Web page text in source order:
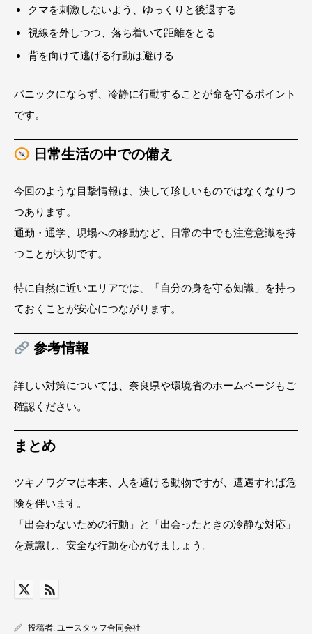
クマを刺激しないよう、ゆっくりと後退する
視線を外しつつ、落ち着いて距離をとる
背を向けて逃げる行動は避ける
パニックにならず、冷静に行動することが命を守るポイント
です。
日常生活の中での備え
今回のような目撃情報は、決して珍しいものではなくなりつ
つあります。
通勤・通学、現場への移動など、日常の中でも注意意識を持
つことが大切です。
特に自然に近いエリアでは、「自分の身を守る知識」を持っ
ておくことが安心につながります。
参考情報
詳しい対策については、奈良県や環境省のホームページもご
確認ください。
まとめ
ツキノワグマは本来、人を避ける動物ですが、遭遇すれば危
険を伴います。
「出会わないための行動」と「出会ったときの冷静な対応」
を意識し、安全な行動を心がけましょう。
投稿者: ユースタッフ合同会社